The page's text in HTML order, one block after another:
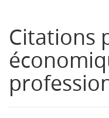
Citations